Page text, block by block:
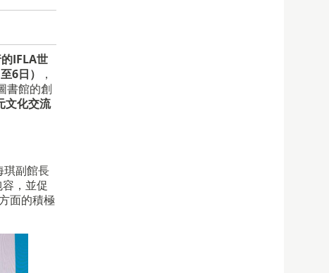
IFLA世
6日）
，
書館的創
文化交流
琪副館長
，並促
面的積極